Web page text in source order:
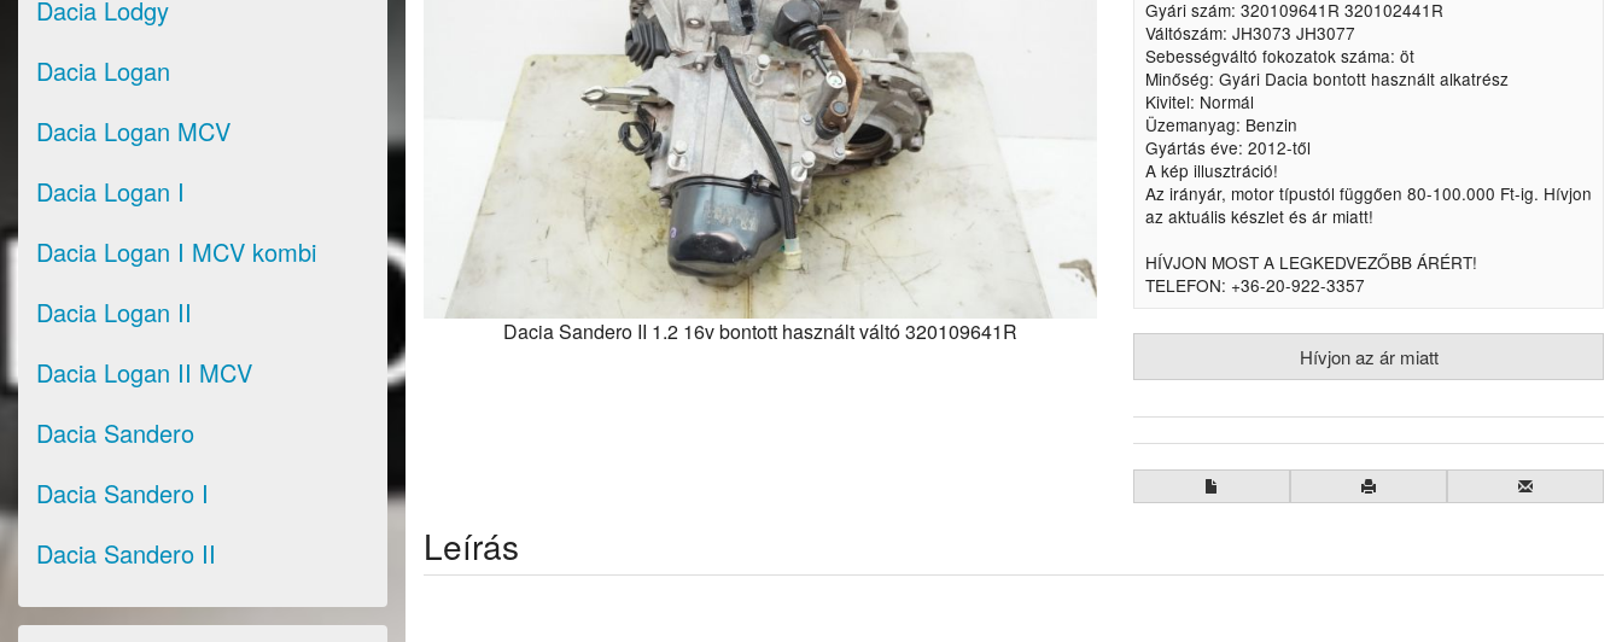
Dacia Sandero II 1.2 16v bontott használt váltó 320109641R
Gyári szám: 320109641R 320102441R
Váltószám: JH3073 JH3077
Sebességváltó fokozatok száma: öt
Minőség: Gyári Dacia bontott használt alkatrész
Kivitel: Normál
Üzemanyag: Benzin
Gyártás éve: 2012-től
A kép illusztráció!
Az irányár, motor típustól függően 80-100.000 Ft-ig. Hívjon
az aktuális készlet és ár miatt!
HÍVJON MOST A LEGKEDVEZŐBB ÁRÉRT!
TELEFON: +36-20-922-3357
Hívjon az ár miatt
Leírás
Dacia Lodgy
Dacia Logan
Dacia Logan MCV
Dacia Logan I
Dacia Logan I MCV kombi
Dacia Logan II
Dacia Logan II MCV
Dacia Sandero
Dacia Sandero I
Dacia Sandero II